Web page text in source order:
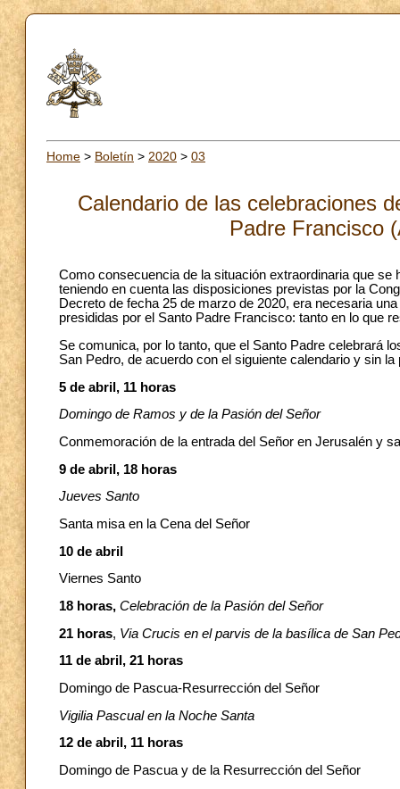
Home > Boletín > 2020 > 03
Calendario de las celebraciones
Padre Francisco
Como consecuencia de la situación extraordinaria que
teniendo en cuenta las disposiciones previstas por la
Decreto de fecha 25 de marzo de 2020, era necesaria
presididas por el Santo Padre Francisco: tanto en lo que
Se comunica, por lo tanto, que el Santo Padre celebrará
San Pedro, de acuerdo con el siguiente calendario y sin la
5 de abril, 11 horas
Domingo de Ramos y de la Pasión del Señor
Conmemoración de la entrada del Señor en Jerusalén y
9 de abril, 18 horas
Jueves Santo
Santa misa en la Cena del Señor
10 de abril
Viernes Santo
18 horas, Celebración de la Pasión del Señor
21 horas, Via Crucis en el parvis de la basílica de San
11 de abril, 21 horas
Domingo de Pascua-Resurrección del Señor
Vigilia Pascual en la Noche Santa
12 de abril, 11 horas
Domingo de Pascua y de la Resurrección del Señor